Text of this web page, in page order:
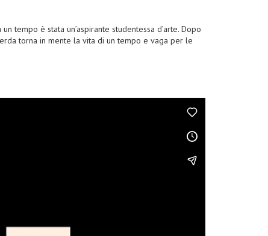
tempo è stata un’aspirante studentessa d’arte. Dopo
torna in mente la vita di un tempo e vaga per le